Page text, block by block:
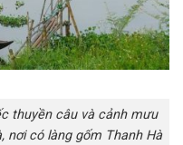
thuyền câu và cảnh mưu
nơi có làng gốm Thanh Hà